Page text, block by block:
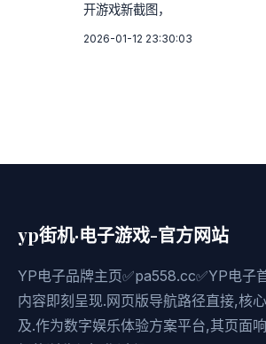
开游戏新截图，
2026-01-12 23:30:03
yp街机·电子游戏-官方网站
YP电子品牌主页✅pa558.cc✅YP电子
内容即刻呈现.网页版导航路径直接,核
及.作为数字娱乐体验方案平台,其页面